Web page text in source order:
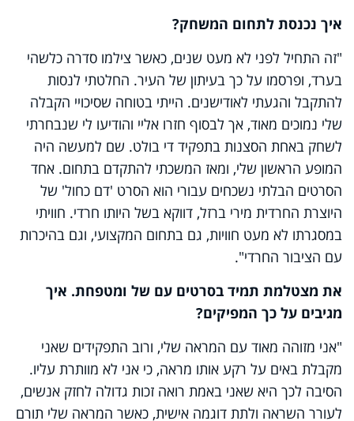
איך נכנסת לתחום המשחק?
"זה התחיל לפני לא מעט שנים, כאשר צילמו סדרה כלשהי
בערד, ופרסמו על כך בעיתון של העיר. החלטתי לנסות
להתקבל והגעתי לאודישנים. הייתי בטוחה שסיכויי הקבלה
שלי נמוכים מאוד, אך לבסוף חזרו אליי והודיעו לי שנבחרתי
לשחק באחת הסצנות בתפקיד די בולט. שם למעשה היה
המופע הראשון שלי, ומאז המשכתי להתקדם בתחום. אחד
הסרטים הבלתי נשכחים עבורי הוא הסרט 'דם כחול' של
היוצרת החרדית מירי ברזל, דווקא בשל היותו חרדי. חוויתי
במסגרתו לא מעט חוויות, גם בתחום המקצועי, וגם בהיכרות
עם הציבור החרדי".
את מצטלמת תמיד בסרטים עם של ומטפחת. איך
מגיבים על כך המפיקים?
"אני מזוהה מאוד עם המראה שלי, ורוב התפקידים שאני
מקבלת באים על רקע אותו מראה, כי אני לא מוותרת עליו.
הסיבה לכך היא שאני באמת רואה זכות גדולה לחזק אנשים,
לעורר השראה ולתת דוגמה אישית, כאשר המראה שלי תורם